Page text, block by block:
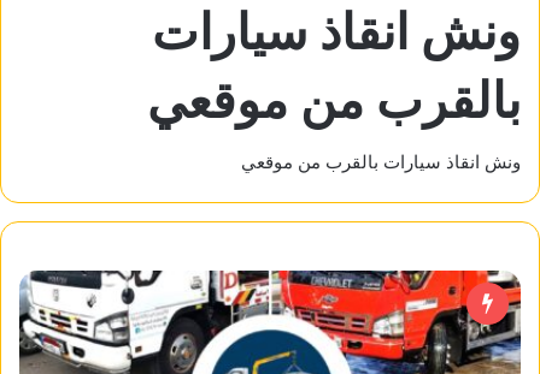
ونش انقاذ سيارات
بالقرب من موقعي
ونش انقاذ سيارات بالقرب من موقعي